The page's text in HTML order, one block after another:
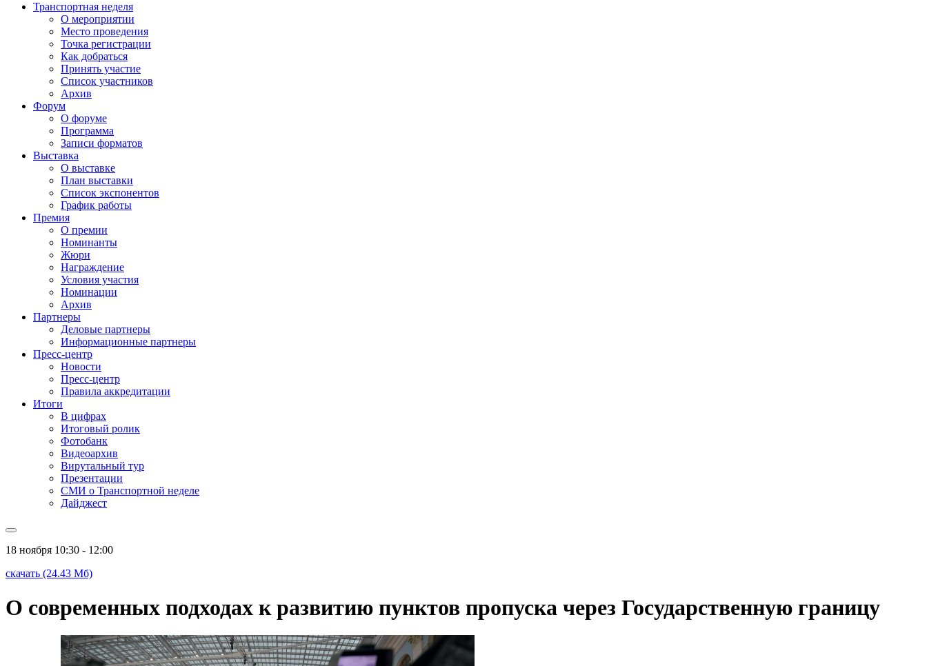
Транспортная неделя
О мероприятии
Место проведения
Точка регистрации
Как добраться
Принять участие
Список участников
Архив
Форум
О форуме
Программа
Записи форматов
Выставка
О выставке
План выставки
Список экспонентов
График работы
Премия
О премии
Номинанты
Жюри
Награждение
Условия участия
Номинации
Архив
Партнеры
Деловые партнеры
Информационные партнеры
Пресс-центр
Новости
Пресс-центр
Правила аккредитации
Итоги
В цифрах
Итоговый ролик
Фотобанк
Видеоархив
Вирутальный тур
Презентации
СМИ о Транспортной неделе
Дайджест
18 ноября 10:30 - 12:00
скачать (24.43 Мб)
О современных подходах к развитию пунктов пропуска через Государственную границу